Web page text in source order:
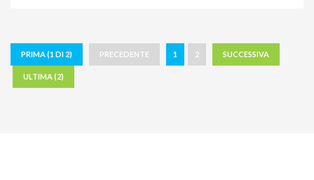
PRIMA (1 DI 2) PRECEDENTE 1 2 SUCCESSIVA
ULTIMA (2)